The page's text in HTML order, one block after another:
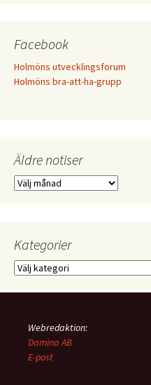
Facebook
Holmöns utvecklingsforum
Holmöns bra-att-ha-grupp
Äldre notiser
Äldre
Kategorier
Kategorier
Webredaktion:
Damina AB
E-post